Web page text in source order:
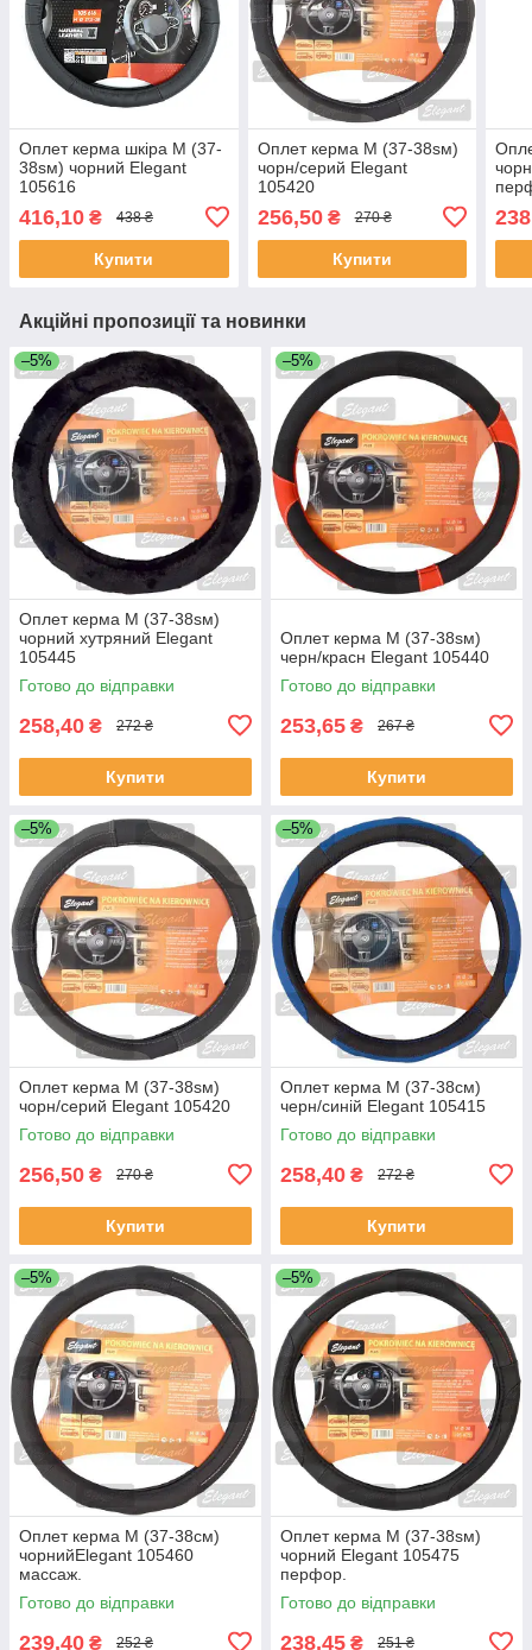
Оплет керма шкіра М (37-
38sм) чорний Elegant
105616
масаж,перфорація (30шт/
яский)
416,10 ₴ 438 ₴
Купити
Оплет керма M (37-38sм)
чорн/серий Elegant
105420
256,50₴ 270 ₴
Купити
Акційні пропозиції та новинки
–5%
Оплет керма M (37-38sм)
чорний хутряний Elegant
105445
Готово до відправки
258,40 ₴ 272 ₴
Купити
–5%
Оплет керма M (37-38sм)
черн/красн Elegant 105440
Готово до відправки
253,65 ₴ 267 ₴
Купити
–5%
Оплет керма M (37-38sм)
чорн/серий Elegant 105420
Готово до відправки
256,50 ₴ 270 ₴
Купити
–5%
Оплет керма M (37-38см)
черн/синій Elegant 105415
Готово до відправки
258,40 ₴ 272 ₴
Купити
–5%
Оплет керма M (37-38см)
чорнийElegant 105460
массаж.
Готово до відправки
239,40 ₴ 252 ₴
–5%
Оплет керма M (37-38sм)
чорний Elegant 105475
перфор.
Готово до відправки
238,45 ₴ 251 ₴